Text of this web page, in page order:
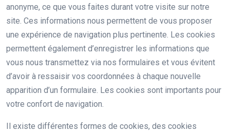
anonyme, ce que vous faites durant votre visite sur notre
site. Ces informations nous permettent de vous proposer
une expérience de navigation plus pertinente. Les cookies
permettent également d’enregistrer les informations que
vous nous transmettez via nos formulaires et vous évitent
d’avoir à ressaisir vos coordonnées à chaque nouvelle
apparition d’un formulaire. Les cookies sont importants pour
votre confort de navigation.
Il existe différentes formes de cookies, des cookies